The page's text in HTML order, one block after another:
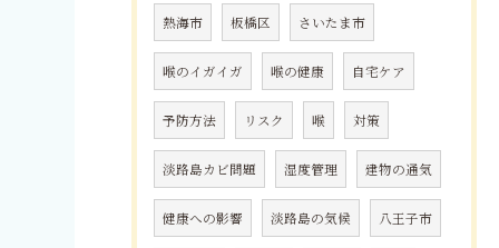
熱海市 板橋区 さいたま市
喉のイガイガ 喉の健康 自宅ケア
予防方法 リスク 喉 対策
淡路島カビ問題 湿度管理 建物の通気
健康への影響 淡路島の気候 八王子市